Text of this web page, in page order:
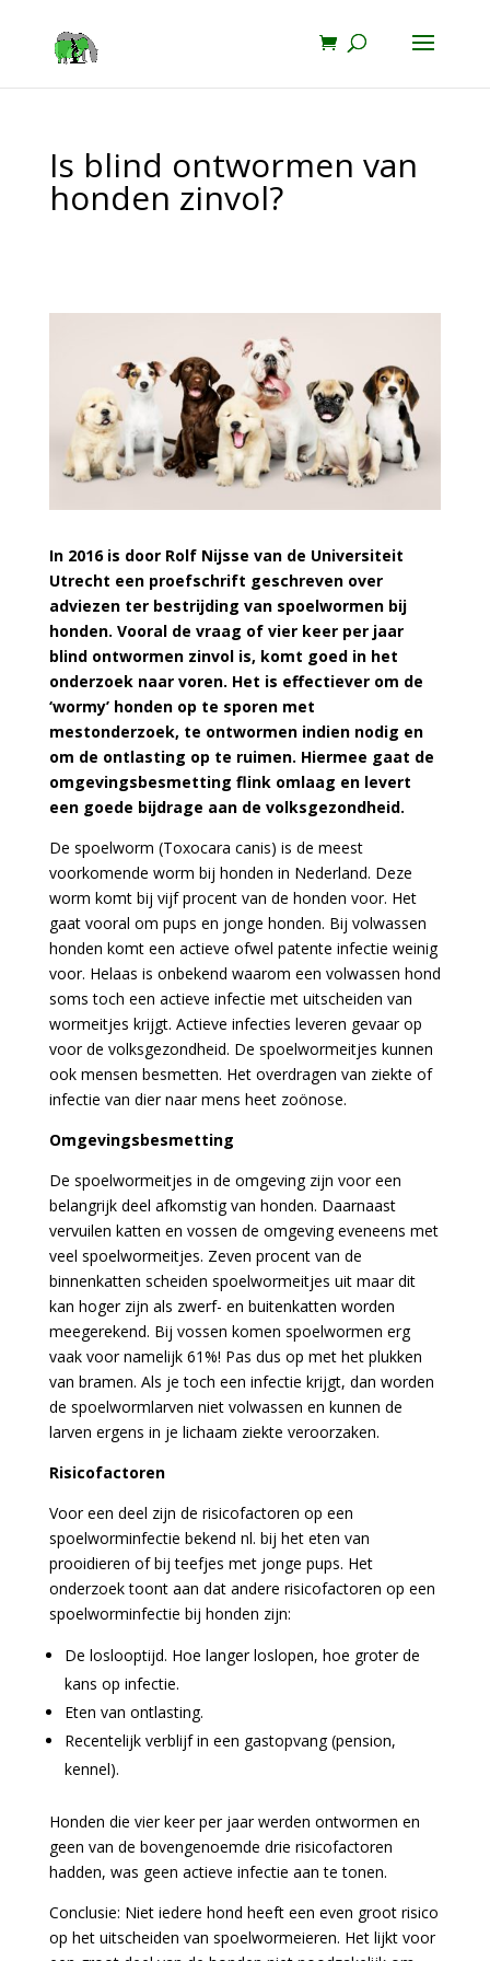
Is blind ontwormen van
honden zinvol?
In 2016 is door Rolf Nijsse van de Universiteit
Utrecht een proefschrift geschreven over
adviezen ter bestrijding van spoelwormen bij
honden. Vooral de vraag of vier keer per jaar
blind ontwormen zinvol is, komt goed in het
onderzoek naar voren. Het is effectiever om de
‘wormy’ honden op te sporen met
mestonderzoek, te ontwormen indien nodig en
om de ontlasting op te ruimen. Hiermee gaat de
omgevingsbesmetting flink omlaag en levert
een goede bijdrage aan de volksgezondheid.
De spoelworm (Toxocara canis) is de meest
voorkomende worm bij honden in Nederland. Deze
worm komt bij vijf procent van de honden voor. Het
gaat vooral om pups en jonge honden. Bij volwassen
honden komt een actieve ofwel patente infectie weinig
voor. Helaas is onbekend waarom een volwassen hond
soms toch een actieve infectie met uitscheiden van
wormeitjes krijgt. Actieve infecties leveren gevaar op
voor de volksgezondheid. De spoelwormeitjes kunnen
ook mensen besmetten. Het overdragen van ziekte of
infectie van dier naar mens heet zoönose.
Omgevingsbesmetting
De spoelwormeitjes in de omgeving zijn voor een
belangrijk deel afkomstig van honden. Daarnaast
vervuilen katten en vossen de omgeving eveneens met
veel spoelwormeitjes. Zeven procent van de
binnenkatten scheiden spoelwormeitjes uit maar dit
kan hoger zijn als zwerf- en buitenkatten worden
meegerekend. Bij vossen komen spoelwormen erg
vaak voor namelijk 61%! Pas dus op met het plukken
van bramen. Als je toch een infectie krijgt, dan worden
de spoelwormlarven niet volwassen en kunnen de
larven ergens in je lichaam ziekte veroorzaken.
Risicofactoren
Voor een deel zijn de risicofactoren op een
spoelworminfectie bekend nl. bij het eten van
prooidieren of bij teefjes met jonge pups. Het
onderzoek toont aan dat andere risicofactoren op een
spoelworminfectie bij honden zijn:
De loslooptijd. Hoe langer loslopen, hoe groter de
kans op infectie.
Eten van ontlasting.
Recentelijk verblijf in een gastopvang (pension,
kennel).
Honden die vier keer per jaar werden ontwormen en
geen van de bovengenoemde drie risicofactoren
hadden, was geen actieve infectie aan te tonen.
Conclusie: Niet iedere hond heeft een even groot risico
op het uitscheiden van spoelwormeieren. Het lijkt voor